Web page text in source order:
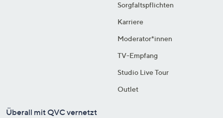
Sorgfaltspflichten
Karriere
Moderator*innen
TV-Empfang
Studio Live Tour
Outlet
Überall mit QVC vernetzt